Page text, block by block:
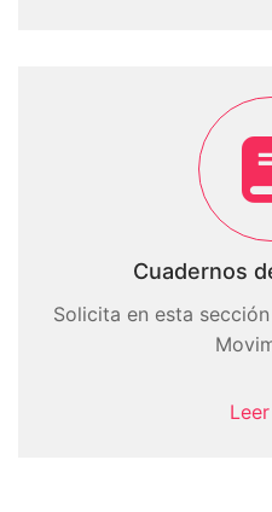
Cuadernos
Solicita en esta